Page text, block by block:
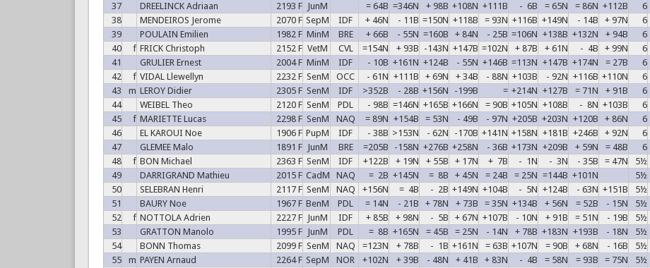
37
DREELINCK Adriaan 2193 F JunM = 64B =346N + 98B +108N +111B - 6B = 65N = 86N +112B 6
38
MENDEIROS Jerome 2070 F SepM IDF + 46N - 11B =150N +118B = 93N +116B +149N - 14B + 97N 6
39
POULAIN Emilien 1982 F MinM BRE + 66B - 55N =160B + 84N - 25B =106N +138B +132N + 94B 6
40
f FRICK Christoph 2152 F VetM CVL =154N + 93B -143N +147B =102N + 87B + 61N - 4B + 99N 6
41
GRULIER Ernest 2004 F MinM IDF - 10B +161N +124B - 55N +146B =113N +147B +174N = 27B 6
42
f VIDAL Llewellyn 2232 F SenM OCC - 61N +111B + 69N + 34B - 88N +103B - 92N +116B +110N 6
43
m LEROY Didier 2305 F SenM IDF >352B - 28B +156N -199B = +214N +127B = 71N + 91B 6
44
WEIBEL Theo 2120 F SenM PDL - 98B =146N +165B +166N = 90B +105N +108B - 8N +103B 6
45
f MARIETTE Lucas 2298 F SenM NAQ = 89N +154B = 53N - 49B - 97N +205B +203N +120B + 86N 6
46
EL KAROUI Noe 1906 F PupM IDF - 38B >153N - 62N -170B +141N +158N +181B +246B + 92N 6
47
GLEMEE Malo 1891 F JunM BRE =205B -158N +276B +258N - 36B +173N +209B + 59N = 48B 6
48
f BON Michael 2363 F SenM IDF +122B + 19N + 55B + 17N + 7B - 1N - 3N - 35B = 47N 5½
49
DARRIGRAND Mathieu 2015 F CadM NAQ = 2B +145N = 8B + 45N = 24B = 25N =144B +101N 5½
50
SELEBRAN Henri 2117 F SenM NAQ +156N = 4B - 2B +149N +104B - 5N +124B - 63N +151B 5½
51
BAURY Noe 1967 F BenM PDL = 14N - 21B + 78N + 73B = 35N +134B + 56N = 52B - 15N 5½
52
f NOTTOLA Adrien 2227 F JunM IDF + 85B + 98N - 5B + 67N +107B - 10N + 91B = 51N - 19B 5½
53
GRATTON Manolo 1995 F JunM PDL = 8B +165N = 45B = 25N - 14N + 78B +183N +193B - 18N 5½
54
BONN Thomas 2099 F SenM NAQ =123N + 78B - 1B +161N = 63B +107N = 90B + 68N - 16B 5½
55
m PAYEN Arnaud 2264 F SepM NOR +102N + 39B - 48N + 41B + 83N - 4B = 58N = 93B = 75N 5½